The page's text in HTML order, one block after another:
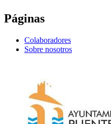
Páginas
Colaboradores
Sobre nosotros